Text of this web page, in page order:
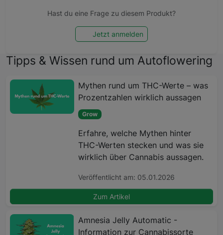
Hast du eine Frage zu diesem Produkt?
Jetzt anmelden
Tipps & Wissen rund um Autoflowering
Mythen rund um THC-Werte – was
Prozentzahlen wirklich aussagen
Grow
Erfahre, welche Mythen hinter
THC-Werten stecken und was sie
wirklich über Cannabis aussagen.
Veröffentlicht am: 05.01.2026
Zum Artikel
Amnesia Jelly Automatic -
Information zur Cannabissorte